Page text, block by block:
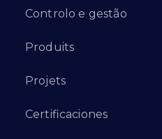
Controlo e gestão
Produits
Projets
Certificaciones